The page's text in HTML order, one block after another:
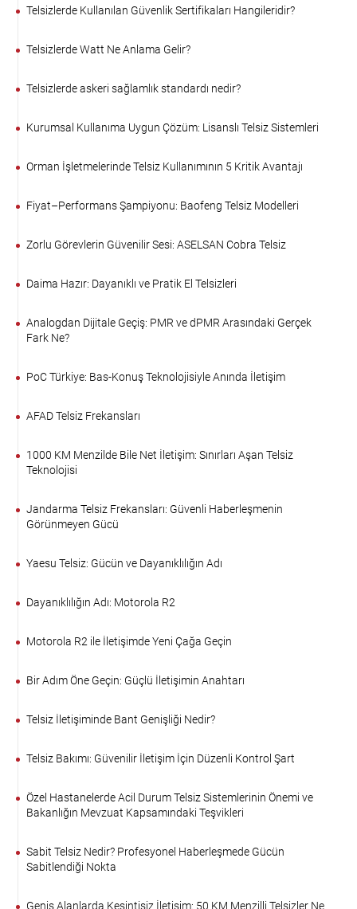
Telsizlerde Kullanılan Güvenlik Sertifikaları Hangileridir?
Telsizlerde Watt Ne Anlama Gelir?
Telsizlerde askeri sağlamlık standardı nedir?
Kurumsal Kullanıma Uygun Çözüm: Lisanslı Telsiz Sistemleri
Orman İşletmelerinde Telsiz Kullanımının 5 Kritik Avantajı
Fiyat–Performans Şampiyonu: Baofeng Telsiz Modelleri
Zorlu Görevlerin Güvenilir Sesi: ASELSAN Cobra Telsiz
Daima Hazır: Dayanıklı ve Pratik El Telsizleri
Analogdan Dijitale Geçiş: PMR ve dPMR Arasındaki Gerçek
Fark Ne?
PoC Türkiye: Bas-Konuş Teknolojisiyle Anında İletişim
AFAD Telsiz Frekansları
1000 KM Menzilde Bile Net İletişim: Sınırları Aşan Telsiz
Teknolojisi
Jandarma Telsiz Frekansları: Güvenli Haberleşmenin
Görünmeyen Gücü
Yaesu Telsiz: Gücün ve Dayanıklılığın Adı
Dayanıklılığın Adı: Motorola R2
Motorola R2 ile İletişimde Yeni Çağa Geçin
Bir Adım Öne Geçin: Güçlü İletişimin Anahtarı
Telsiz İletişiminde Bant Genişliği Nedir?
Telsiz Bakımı: Güvenilir İletişim İçin Düzenli Kontrol Şart
Özel Hastanelerde Acil Durum Telsiz Sistemlerinin Önemi ve
Bakanlığın Mevzuat Kapsamındaki Teşvikleri
Sabit Telsiz Nedir? Profesyonel Haberleşmede Gücün
Sabitlendiği Nokta
Geniş Alanlarda Kesintisiz İletişim: 50 KM Menzilli Telsizler Ne